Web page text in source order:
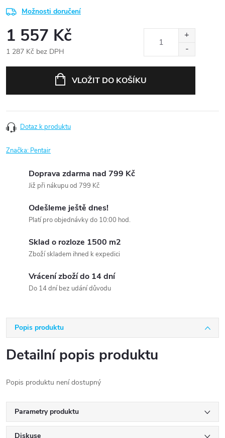
Možnosti doručení
1 557 Kč
1 287 Kč bez DPH
VLOŽIT DO KOŠÍKU
Dotaz k produktu
Značka: Pentair
Doprava zdarma nad 799 Kč
Již při nákupu od 799 Kč
Odešleme ještě dnes!
Platí pro objednávky do 10:00 hod.
Sklad o rozloze 1500 m2
Zboží skladem ihned k expedici
Vrácení zboží do 14 dní
Do 14 dní bez udání důvodu
Popis produktu
Detailní popis produktu
Popis produktu není dostupný
Parametry produktu
Diskuse